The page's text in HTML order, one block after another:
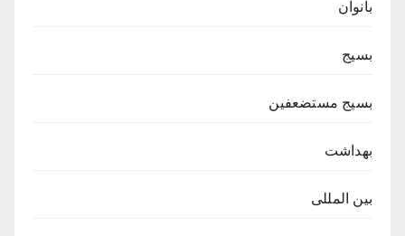
بانوان
بسیج
بسیج مستضعفین
بهداشت
بین المللی